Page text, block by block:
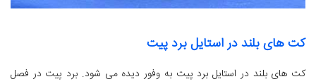
کت های بلند در استایل برد پیت
کت های بلند در استایل برد پیت به وفور دیده می شود. برد پیت در فصل